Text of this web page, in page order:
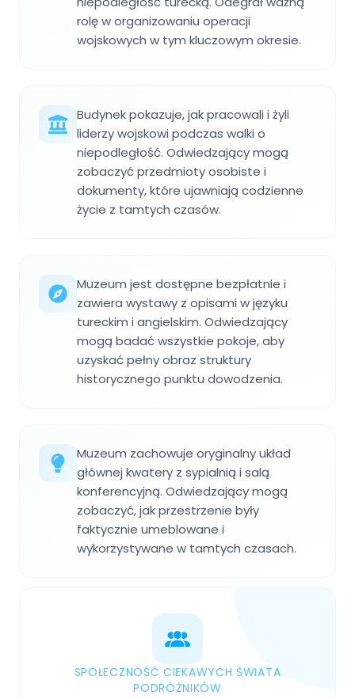
rolę w organizowaniu operacji
wojskowych w tym kluczowym okresie.
Budynek pokazuje, jak pracowali i żyli
liderzy wojskowi podczas walki o
niepodległość. Odwiedzający mogą
zobaczyć przedmioty osobiste i
dokumenty, które ujawniają codzienne
życie z tamtych czasów.
Muzeum jest dostępne bezpłatnie i
zawiera wystawy z opisami w języku
tureckim i angielskim. Odwiedzający
mogą badać wszystkie pokoje, aby
uzyskać pełny obraz struktury
historycznego punktu dowodzenia.
Muzeum zachowuje oryginalny układ
głównej kwatery z sypialnią i salą
konferencyjną. Odwiedzający mogą
zobaczyć, jak przestrzenie były
faktycznie umeblowane i
wykorzystywane w tamtych czasach.
SPOŁECZNOŚĆ CIEKAWYCH ŚWIATA
PODRÓŻNIKÓW